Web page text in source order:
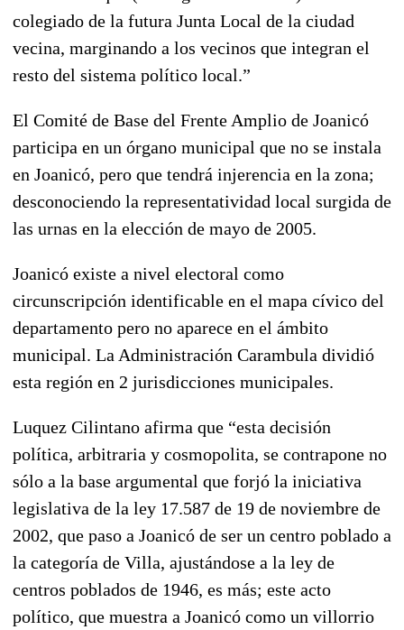
colegiado de la futura Junta Local de la ciudad
vecina, marginando a los vecinos que integran el
resto del sistema político local.”
El Comité de Base del Frente Amplio de Joanicó
participa en un órgano municipal que no se instala
en Joanicó, pero que tendrá injerencia en la zona;
desconociendo la representatividad local surgida de
las urnas en la elección de mayo de 2005.
Joanicó existe a nivel electoral como
circunscripción identificable en el mapa cívico del
departamento pero no aparece en el ámbito
municipal. La Administración Carambula dividió
esta región en 2 jurisdicciones municipales.
Luquez Cilintano afirma que “esta decisión
política, arbitraria y cosmopolita, se contrapone no
sólo a la base argumental que forjó la iniciativa
legislativa de la ley 17.587 de 19 de noviembre de
2002, que paso a Joanicó de ser un centro poblado a
la categoría de Villa, ajustándose a la ley de
centros poblados de 1946, es más; este acto
político, que muestra a Joanicó como un villorrio